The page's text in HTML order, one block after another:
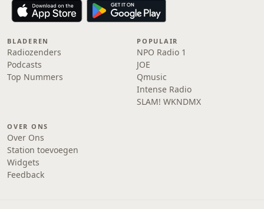
BLADEREN
Radiozenders
Podcasts
Top Nummers
POPULAIR
NPO Radio 1
JOE
Qmusic
Intense Radio
SLAM! WKNDMX
OVER ONS
Over Ons
Station toevoegen
Widgets
Feedback